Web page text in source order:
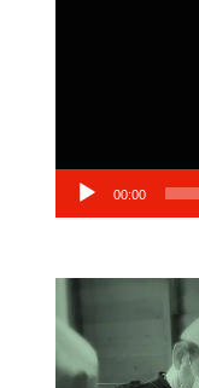
00:00